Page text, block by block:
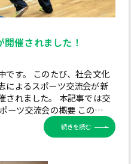
催されました！
です。 このたび、社会文化
によるスポーツ交流会が新
されました。 本記事では交
ーツ交流会の概要 この…
続きを読む